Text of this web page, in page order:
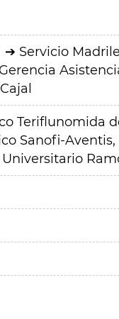
Servicio
Gerencia
Teriflunomida
Sanofi-Aventis,